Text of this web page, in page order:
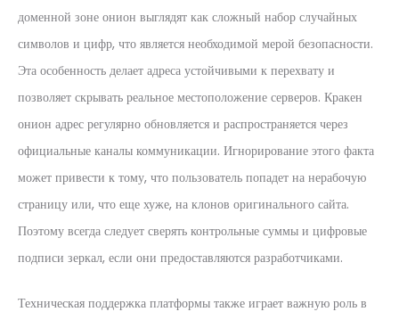
доменной зоне онион выглядят как сложный набор случайных
символов и цифр, что является необходимой мерой безопасности.
Эта особенность делает адреса устойчивыми к перехвату и
позволяет скрывать реальное местоположение серверов. Кракен
онион адрес регулярно обновляется и распространяется через
официальные каналы коммуникации. Игнорирование этого факта
может привести к тому, что пользователь попадет на нерабочую
страницу или, что еще хуже, на клонов оригинального сайта.
Поэтому всегда следует сверять контрольные суммы и цифровые
подписи зеркал, если они предоставляются разработчиками.
Техническая поддержка платформы также играет важную роль в